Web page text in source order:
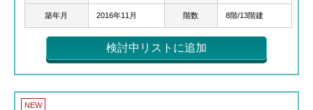
築年月 2016年11月 階数 8階/13階建
検討中リストに追加
NEW